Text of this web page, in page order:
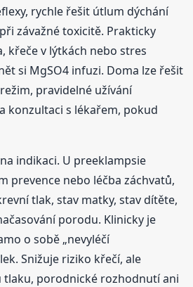
rychle řešit útlum dýchání
závažné toxicitě. Prakticky
křeče v lýtkách nebo stres
si MgSO4 infuzi. Doma lze řešit
pravidelné užívání
konzultaci s lékařem, pokud
indikaci. U preeklampsie
prevence nebo léčba záchvatů,
tlak, stav matky, stav dítěte,
porodu. Klinicky je
o sobě „nevyléčí
Snižuje riziko křečí, ale
porodnické rozhodnutí ani